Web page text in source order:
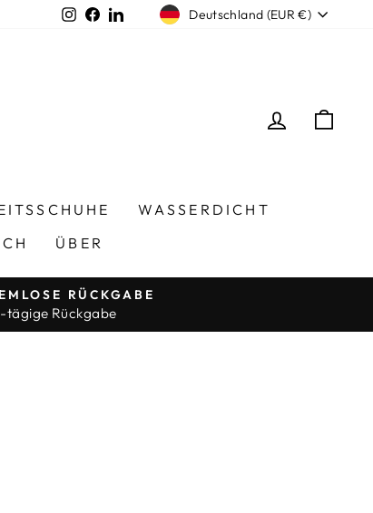
Instagram
Facebook
LinkedInWährung
Deutschland (EUR €)
WASSERDICHT
ÜBER
RÜCKGABE
tägige Rückgabe